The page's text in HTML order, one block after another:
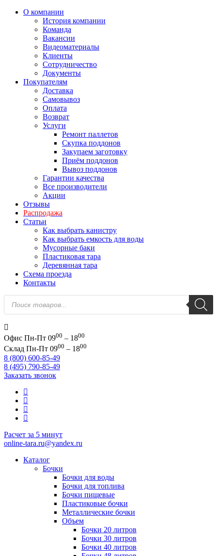
О компании
История компании
Команда
Вакансии
Видеоматериалы
Клиенты
Сотрудничество
Документы
Покупателям
Доставка
Самовывоз
Оплата
Возврат
Услуги
Ремонт паллетов
Скупка поддонов
Закупаем заготовку
Приём поддонов
Вывоз поддонов
Гарантии качества
Все производители
Акции
Отзывы
Распродажа
Статьи
Как выбрать канистру
Как выбрать емкость для воды
Мусорные баки
Пластиковая тара
Деревянная тара
Схема проезда
Контакты
Поиск
товаров
Офис Пн-Пт 0900 – 1800
Склад Пн-Пт 0900 – 1800
8 (800) 600-85-49
8 (495) 790-85-49
Заказать звонок
Расчет за 5 минут
online-tara.ru@yandex.ru
Каталог
Бочки
Бочки для воды
Бочки для топлива
Бочки пищевые
Пластиковые бочки
Металлические бочки
Объем
Бочки 20 литров
Бочки 30 литров
Бочки 40 литров